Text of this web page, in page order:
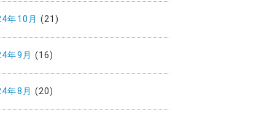
年10月 (21)
年9月 (16)
年8月 (20)